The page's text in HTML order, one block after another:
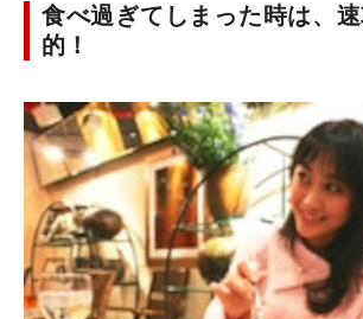
食べ過ぎてしまった時は、
的！